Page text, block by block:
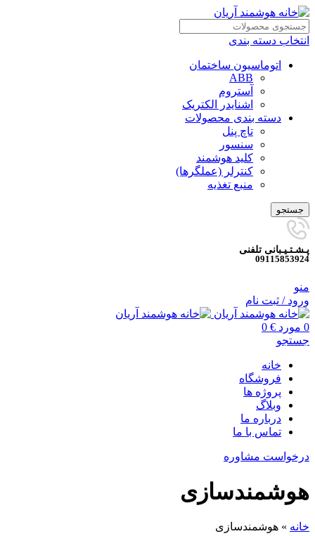
انتخاب دسته بندی
اتوماسیون ساختمان
ABB
آستروم
اشنایدر الکتریک
دسته بندی محصولات
تاچ پنل
سنسور
کلید هوشمند
کنترلر (عملگرها)
منبع تغذیه
جستجو
پـشـتـیـبانی تلفنی
09115853924
منو
ورود / ثبت نام
0 مورد 0 €
جستجو
خانه
فروشگاه
پروژه ها
وبلاگ
درباره ما
تماس با ما
درخواست مشاوره
هوشمندسازی
خانه » هوشمندسازی